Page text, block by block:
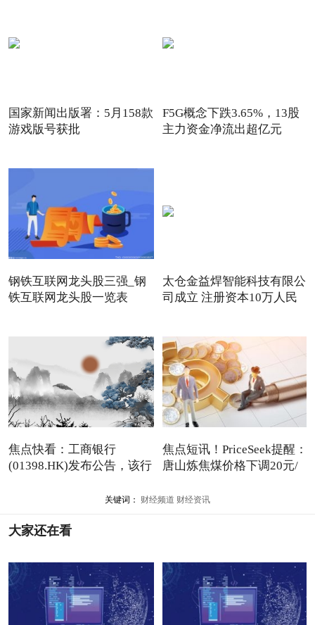
国家新闻出版署：5月158款
游戏版号获批
F5G概念下跌3.65%，13股
主力资金净流出超亿元
钢铁互联网龙头股三强_钢
铁互联网龙头股一览表
太仓金益焊智能科技有限公
司成立 注册资本10万人民
焦点快看：工商银行
(01398.HK)发布公告，该行
焦点短讯！PriceSeek提醒：
唐山炼焦煤价格下调20元/
关键词： 财经频道 财经资讯
大家还在看